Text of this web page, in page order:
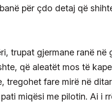
për çdo detaj që
trupat gjermane ranë në
që aleatët mos të
tregohet fare mirë në
miqësi me pilotin. Ai i